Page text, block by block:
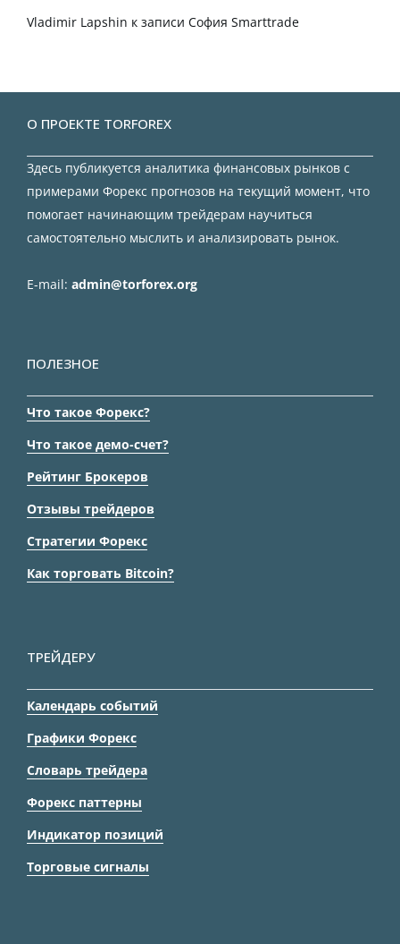
Vladimir Lapshin к записи София Smarttrade
О ПРОЕКТЕ TORFOREX
Здесь публикуется аналитика финансовых рынков с
примерами Форекс прогнозов на текущий момент, что
помогает начинающим трейдерам научиться
самостоятельно мыслить и анализировать рынок.
E-mail: admin@torforex.org
ПОЛЕЗНОЕ
Что такое Форекс?
Что такое демо-счет?
Рейтинг Брокеров
Отзывы трейдеров
Стратегии Форекс
Как торговать Bitcoin?
ТРЕЙДЕРУ
Календарь событий
Графики Форекс
Словарь трейдера
Форекс паттерны
Индикатор позиций
Торговые сигналы